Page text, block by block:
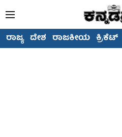
ರಾಜ್ಯ ದೇಶ ರಾಜಕೀಯ ಕ್ರಿಕೆಟ್